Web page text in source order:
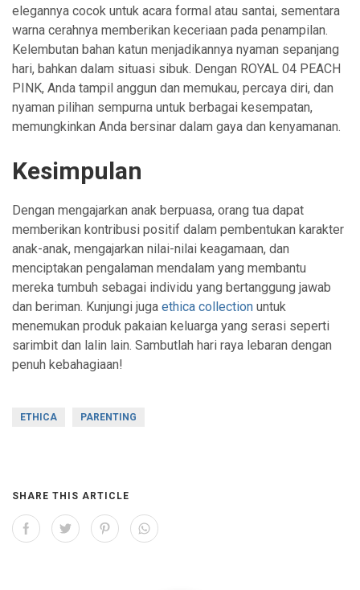
elegannya cocok untuk acara formal atau santai, sementara
warna cerahnya memberikan keceriaan pada penampilan.
Kelembutan bahan katun menjadikannya nyaman sepanjang
hari, bahkan dalam situasi sibuk. Dengan ROYAL 04 PEACH
PINK, Anda tampil anggun dan memukau, percaya diri, dan
nyaman pilihan sempurna untuk berbagai kesempatan,
memungkinkan Anda bersinar dalam gaya dan kenyamanan.
Kesimpulan
Dengan mengajarkan anak berpuasa, orang tua dapat
memberikan kontribusi positif dalam pembentukan karakter
anak-anak, mengajarkan nilai-nilai keagamaan, dan
menciptakan pengalaman mendalam yang membantu
mereka tumbuh sebagai individu yang bertanggung jawab
dan beriman. Kunjungi juga ethica collection untuk
menemukan produk pakaian keluarga yang serasi seperti
sarimbit dan lalin lain. Sambutlah hari raya lebaran dengan
penuh kebahagiaan!
ETHICA PARENTING
SHARE THIS ARTICLE